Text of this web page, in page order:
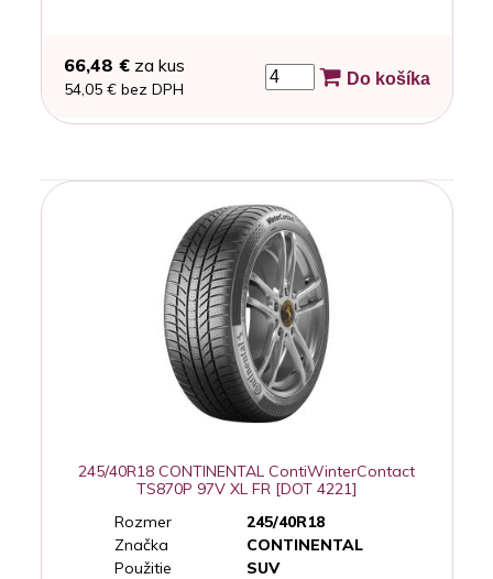
66,48 €za kus
54,05 € bez DPH
Do košíka
245/40R18 CONTINENTAL ContiWinterContact
TS870P 97V XL FR [DOT 4221]
Rozmer
245/40R18
Značka
CONTINENTAL
Použitie
SUV